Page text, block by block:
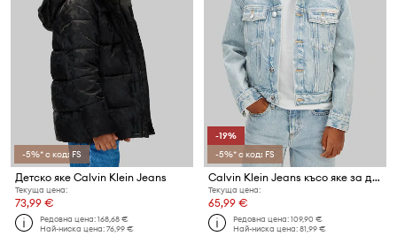
-5%* с код: FS
Детско яке Calvin Klein Jeans
Текуща цена:
73,99 €
Редовна цена:168,68 €
Най-ниска цена:76,99 €
-19%
-5%* с код: FS
Calvin Klein Jeans късо яке за деца от деним
Текуща цена:
65,99 €
Редовна цена:109,90 €
Най-ниска цена:81,99 €